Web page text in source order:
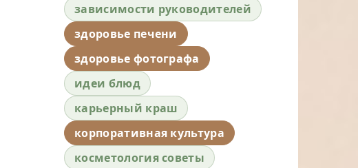
зависимости руководителей
здоровье печени
здоровье фотографа
идеи блюд
карьерный краш
корпоративная культура
косметология советы